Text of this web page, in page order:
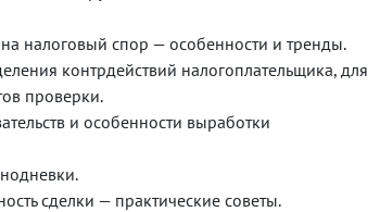
налоговый спор — особенности и тренды.
контрдействий налогоплательщика, для
проверки.
и особенности выработки
сделки — практические советы.